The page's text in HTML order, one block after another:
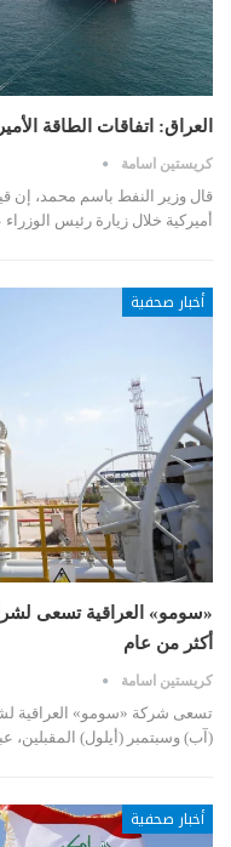
العراق: اتفاقات الطاقة الأميركية تقدر
كريستين اسامة
قال وزير النفط باسم محمد، إن
أميركية خلال زيارة رئيس
أخبار صحفية
«سومو» العراقية تسعى
أكثر من عام
كريستين اسامة
تسعى شركة «سومو» العراقية
(آب) وسبتمبر (أيلول) المقبلين،
أخبار صحفية